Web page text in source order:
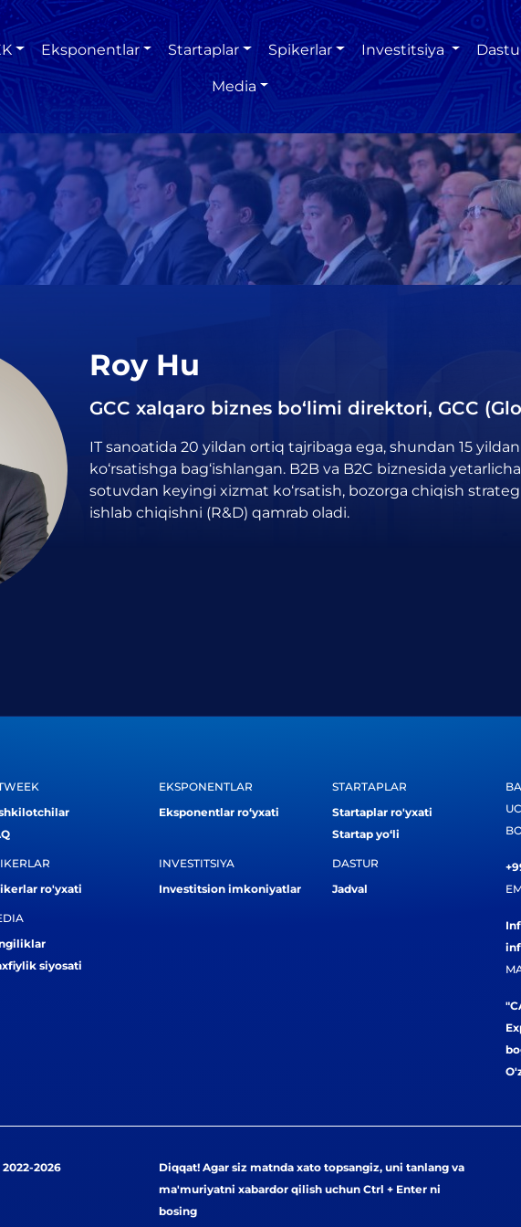
Eksponentlar Startaplar Spikerlar Investitsiya
Media
Roy Hu
GCC xalqaro biznes bo‘limi direktori, GCC
IT sanoatida 20 yildan ortiq tajribaga ega, shundan 15
ko‘rsatishga bag‘ishlangan. B2B va B2C biznesida
sotuvdan keyingi xizmat ko‘rsatish, bozorga chiqish
ishlab chiqishni (R&D) qamrab oladi.
EKSPONENTLAR
Eksponentlar ro‘yxati
STARTAPLAR
Startaplar ro'yxati
Startap yo‘li
ro'yxati
INVESTITSIYA
Investitsion imkoniyatlar
DASTUR
Jadval
siyosati
2026
Diqqat! Agar siz matnda xato topsangiz, uni tanlang va
ma'muriyatni xabardor qilish uchun Ctrl + Enter ni
bosing